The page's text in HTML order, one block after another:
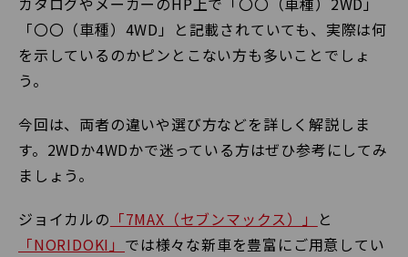
「〇〇（車種）4WD」と記載されていても、実際は何
を示しているのかピンとこない方も多いことでしょ
う。
今回は、両者の違いや選び方などを詳しく解説しま
す。2WDか4WDかで迷っている方はぜひ参考にしてみ
ましょう。
ジョイカルの 「7MAX（セブンマックス）」
と
「NORIDOKI」 では様々な新車を豊富にご用意してい